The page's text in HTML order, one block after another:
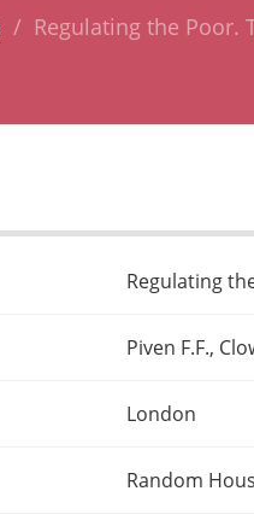
Regulating the Poor.
Regulating
Piven F.F.,
London
Random